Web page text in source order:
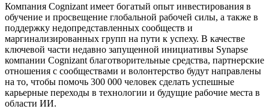
Компания Cognizant имеет богатый опыт инвестирования в
обучение и просвещение глобальной рабочей силы, а также в
поддержку недопредставленных сообществ и
маргинализированных групп на пути к успеху. В качестве
ключевой части недавно запущенной инициативы Synapse
компании Cognizant благотворительные средства, партнерские
отношения с сообществами и волонтерство будут направлены
на то, чтобы помочь 300 000 человек сделать успешные
карьерные переходы в технологии и будущие рабочие места в
области ИИ.